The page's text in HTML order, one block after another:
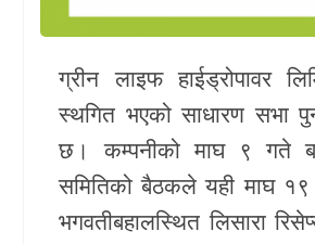
र
प्रविधि
शिक्षा
स्वास्थ्य
खेलकुद
ग्रीन लाइफ हाईड्रोपावर
स्थगित भएको साधारण सभा
छ। कम्पनीको माघ ९ गते
समितिको बैठकले यही माघ १९
भगवतीबहालस्थित लिसारा